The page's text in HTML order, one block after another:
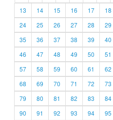
13
14 15 16 17 18
24
25 26 27 28 29
35
36 37 38 39 40
46
47 48 49 50 51
57
58 59 60 61 62
68
69 70 71 72 73
79
80 81 82 83 84
90
91 92 93 94 95